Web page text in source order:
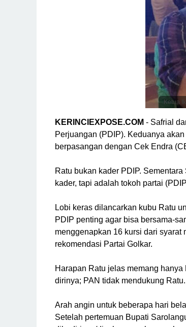
Ketua
KERINCIEXPOSE.COM - Safrial
Perjuangan (PDIP). Keduanya
berpasangan dengan Cek Endra
Ratu bukan kader PDIP.
kader, tapi adalah tokoh partai
Lobi keras dilancarkan kubu Ratu
PDIP penting agar bisa bersama-
menggenapkan 16 kursi dari syarat
rekomendasi Partai Golkar.
Harapan Ratu jelas memang
dirinya; PAN tidak mendukung Ratu.
Arah angin untuk beberapa hari
Setelah pertemuan Bupati